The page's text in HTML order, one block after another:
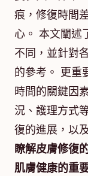
痕，修復時間
心。 本文闡述
不同，並針對
的參考。 更重
時間的關鍵因
況、護理方式
復的進展，以
瞭解皮膚修復
肌膚健康的重